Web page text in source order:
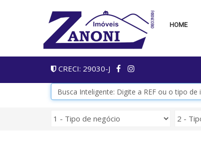
HOME
CRECI: 29030-J